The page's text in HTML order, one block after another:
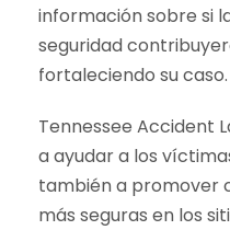
información sobre si
seguridad
fortaleciendo su caso.
Tennessee Accident
a ayudar a los
también a promover
más seguras en los